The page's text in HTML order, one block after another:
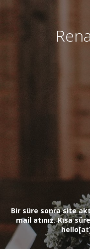
Bir süre sonra site
mail atınız. Kısa